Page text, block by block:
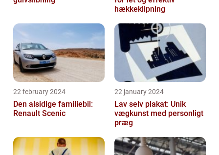
hækkeklipning
22 february 2024
Den alsidige familiebil:
Renault Scenic
22 january 2024
Lav selv plakat: Unik
vægkunst med personligt
præg